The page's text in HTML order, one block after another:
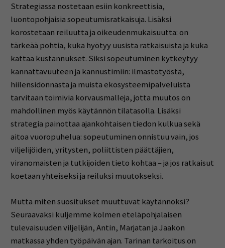
Strategiassa nostetaan esiin konkreettisia,
luontopohjaisia sopeutumisratkaisuja. Lisäksi
korostetaan reiluutta ja oikeudenmukaisuutta: on
tärkeää pohtia, kuka hyötyy uusista ratkaisuista ja kuka
kattaa kustannukset. Siksi sopeutuminen kytkeytyy
kannattavuuteen ja kannustimiin: ilmastotyöstä,
hiilensidonnasta ja muista ekosysteemipalveluista
tarvitaan toimivia korvausmalleja, jotta muutos on
mahdollinen myös käytännön tilatasolla. Lisäksi
strategia painottaa ajankohtaisen tiedon kulkua sekä
aitoa vuoropuhelua: sopeutuminen onnistuu vain, jos
viljelijöiden, yritysten, poliittisten päättäjien,
viranomaisten ja tutkijoiden tieto kohtaa – ja jos ratkaisut
koetaan yhteiseksi ja reiluksi muutokseksi.
Mutta miten suositukset muuttuvat käytännöksi?
Seuraavaksi kuljemme kolmen eteläpohjalaisen
tulevaisuuden viljelijän, Antin, Marjatan ja Jaakon
matkassa yhden työpäivän ajan. Tarinan tarkoitus on